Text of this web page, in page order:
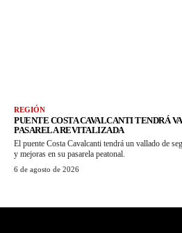
REGIÓN
PUENTE COSTA CAVALCANTI TENDRÁ
PASARELA REVITALIZADA
El puente Costa Cavalcanti tendrá un vallado de
y mejoras en su pasarela peatonal.
6 de agosto de 2026